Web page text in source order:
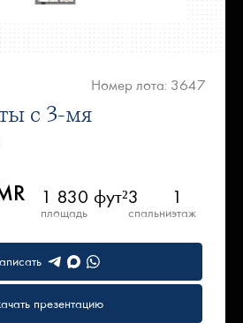
Номер лота: 3647
с 3-мя
1 830 фут²
площадь
3
спальни
1
этаж
презентацию